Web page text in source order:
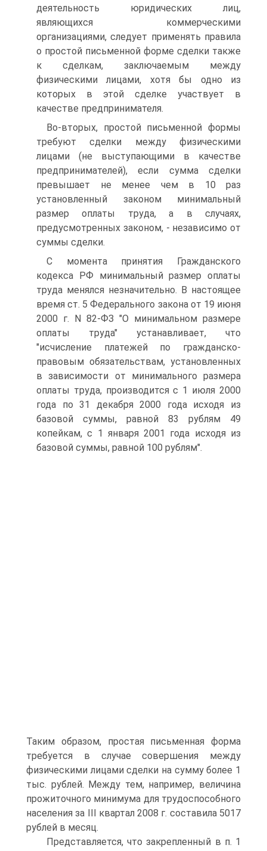
деятельность юридических лиц,
являющихся коммерческими
организациями, следует применять правила
о простой письменной форме сделки также
к сделкам, заключаемым между
физическими лицами, хотя бы одно из
которых в этой сделке участвует в
качестве предпринимателя.
Во-вторых, простой письменной формы
требуют сделки между физическими
лицами (не выступающими в качестве
предпринимателей), если сумма сделки
превышает не менее чем в 10 раз
установленный законом минимальный
размер оплаты труда, а в случаях,
предусмотренных законом, - независимо от
суммы сделки.
С момента принятия Гражданского
кодекса РФ минимальный размер оплаты
труда менялся незначительно. В настоящее
время ст. 5 Федерального закона от 19 июня
2000 г. N 82-ФЗ "О минимальном размере
оплаты труда" устанавливает, что
"исчисление платежей по гражданско-
правовым обязательствам, установленных
в зависимости от минимального размера
оплаты труда, производится с 1 июля 2000
года по 31 декабря 2000 года исходя из
базовой суммы, равной 83 рублям 49
копейкам, с 1 января 2001 года исходя из
базовой суммы, равной 100 рублям".
Таким образом, простая письменная форма
требуется в случае совершения между
физическими лицами сделки на сумму более 1
тыс. рублей. Между тем, например, величина
прожиточного минимума для трудоспособного
населения за III квартал 2008 г. составила 5017
рублей в месяц.
Представляется, что закрепленный в п. 1